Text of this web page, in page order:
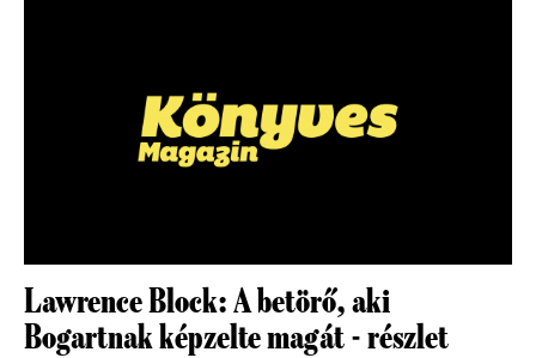
Lawrence Block: A betörő, aki
Bogartnak képzelte magát - részlet